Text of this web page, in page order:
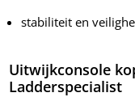
stabiliteit en
Uitwijkconsole
Ladderspecialist